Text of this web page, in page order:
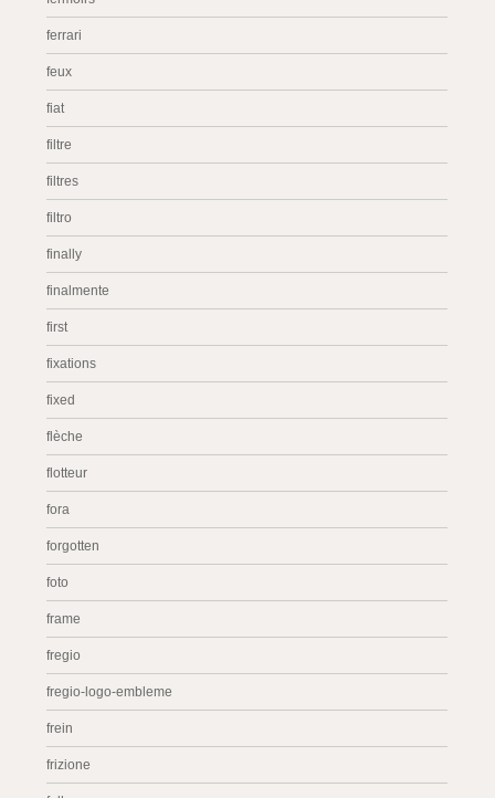
ferrari
feux
fiat
filtre
filtres
filtro
finally
finalmente
first
fixations
fixed
flèche
flotteur
fora
forgotten
foto
frame
fregio
fregio-logo-embleme
frein
frizione